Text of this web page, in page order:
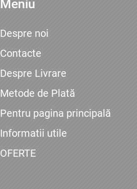
Meniu
Despre noi
Contacte
Despre Livrare
Metode de Plată
Pentru pagina principală
Informatii utile
OFERTE